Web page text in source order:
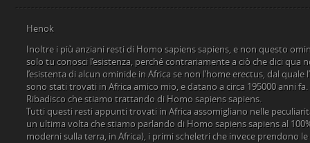
Henok
Inoltre i più anziani resti di Homo sapiens sapiens, e non questo
solo tu conosci l’esistenza, perché contrariamente a ciò che dici qua
l’esistenta di alcun ominide in Africa se non l’home erectus, dal
sono stati trovati in Africa amico mio, e datano a circa 195000 anni fa.
Ribadisco che stiamo trattando di Homo sapiens sapiens.
Tutti questi resti appunti trovati in Africa assomigliano nelle
un ultima volta che stiamo parlando di Homo sapiens sapiens al
moderni sulla terra, in Africa), i primi scheletri che invece prendono le